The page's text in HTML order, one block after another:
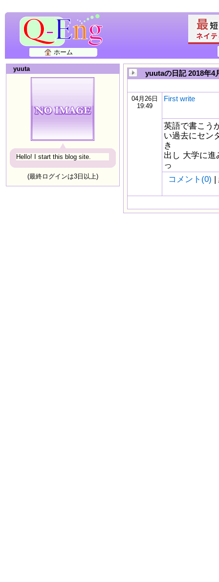
ホーム
yuuta
Hello! I start this blog site.
(最終ログインは3日以上)
yuutaの日記 2018年4
04月26日
19:49
First write
英語で書こう
い過去にセン
き
出し 大学に
っ
コメント(0) |